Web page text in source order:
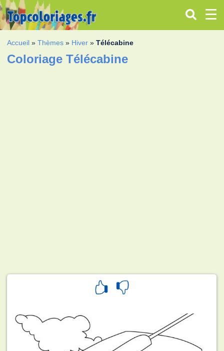
Accueil »Thèmes » Hiver »Télécabine
Coloriage Télécabine